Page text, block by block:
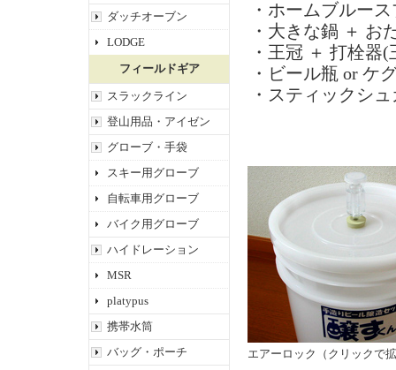
ダッチオーブン
LODGE
フィールドギア
スラックライン
登山用品・アイゼン
グローブ・手袋
スキー用グローブ
自転車用グローブ
バイク用グローブ
ハイドレーション
MSR
platypus
携帯水筒
バッグ・ポーチ
・ホームブルー
・大きな鍋 ＋ お
・王冠 ＋ 打栓器
・ビール瓶 or ケ
・スティックシ
エアーロック（クリックで